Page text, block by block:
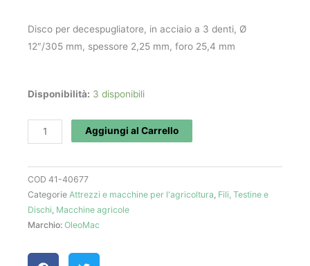
Disco per decespugliatore, in acciaio a 3 denti, Ø
12″/305 mm, spessore 2,25 mm, foro 25,4 mm
Disponibilità: 3 disponibili
Disco
decespugliatore
3
quantità
Aggiungi al Carrello
COD 41-40677
Categorie Attrezzi e macchine per l'agricoltura Fili, Testine e
Dischi Macchine agricole
Marchio: OleoMac